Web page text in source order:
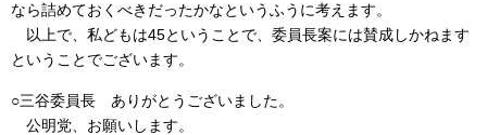
なら詰めておくべきだったかなというふうに考えます。
以上で、私どもは45ということで、委員長案には賛成しかねます
ということでございます。
○三谷委員長 ありがとうございました。
公明党、お願いします。